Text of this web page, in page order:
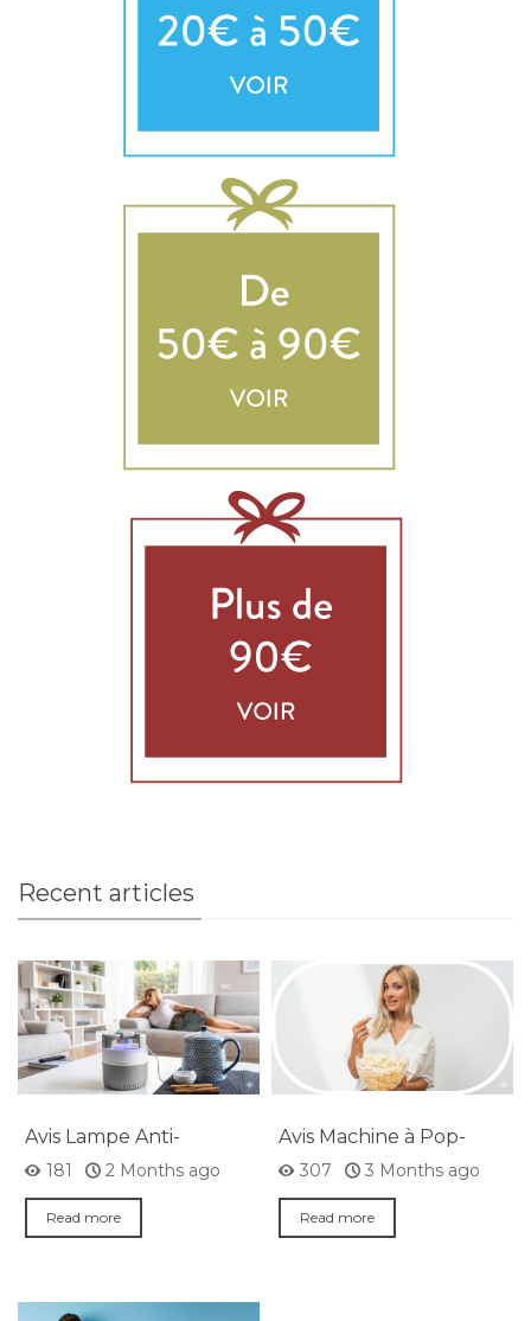
Recent articles
Avis Lampe Anti-
Moustiques à Aspiration
KL Silen InnovaGoods
181 2 Months ago
Read more
Avis Machine à Pop-
corn à Air Chaud
InnovaGoods
307 3 Months ago
Read more